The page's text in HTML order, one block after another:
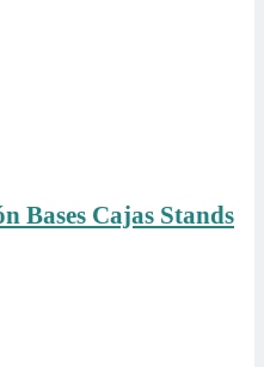
Bases Cajas Stands